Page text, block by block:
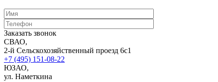
Заказать звонок
СВАО,
2-й Сельскохозяйственный проезд 6с1
+7 (495) 151-08-22
ЮЗАО,
ул. Наметкина